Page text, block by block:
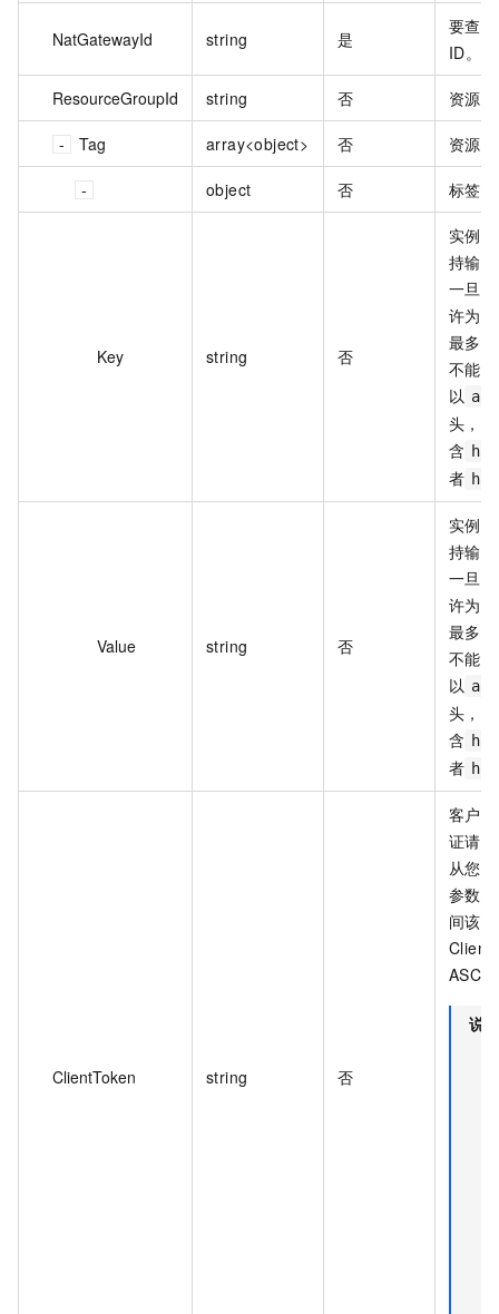
NatGatewayId string 是
要查
ID。
ResourceGroupId string 否 资源
Tag array<object> 否 资源
object 否 标签
Key string 否
实例
持输
一旦
许为
最多
不能
以
头，
含
者
Value string 否
实例
持输
一旦
许为
最多
不能
以
头，
含
者
ClientToken string 否
客户
证请
从您
参数
间该
ASCII
说明